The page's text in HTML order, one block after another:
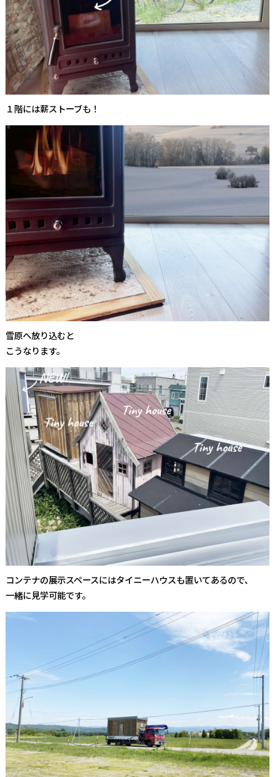
１階には薪ストーブも！
雪原へ放り込むと
こうなります。
コンテナの展示スペースにはタイニーハウスも置いてあるので、
一緒に見学可能です。